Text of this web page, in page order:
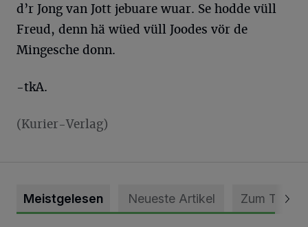
d’r Jong van Jott jebuare wuar. Se hodde vüll
Freud, denn hä wüed vüll Joodes vör de
Mingesche donn.
-tkA.
(Kurier-Verlag)
Meistgelesen Neueste Artikel Zum Thema